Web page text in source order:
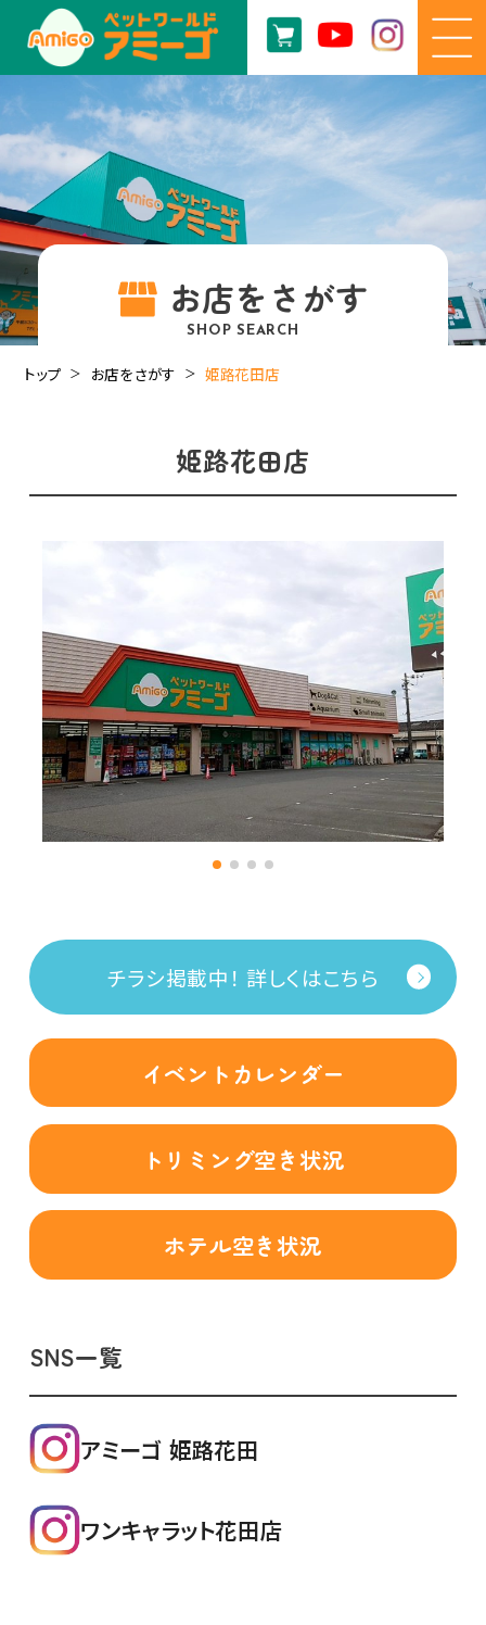
お店をさがす
SHOP SEARCH
トップ お店をさがす 姫路花田店
姫路花田店
チラシ掲載中！ 詳しくはこちら
イベントカレンダー
トリミング空き状況
ホテル空き状況
SNS一覧
アミーゴ 姫路花田
ワンキャラット花田店